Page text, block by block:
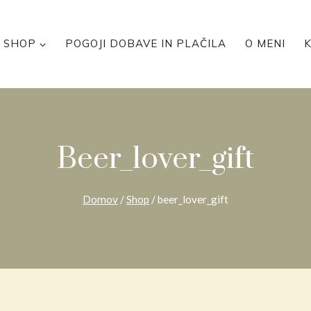
SHOP POGOJI DOBAVE IN PLAČILA O MENI
Beer_lover_gift
Domov /Shop /beer_lover_gift